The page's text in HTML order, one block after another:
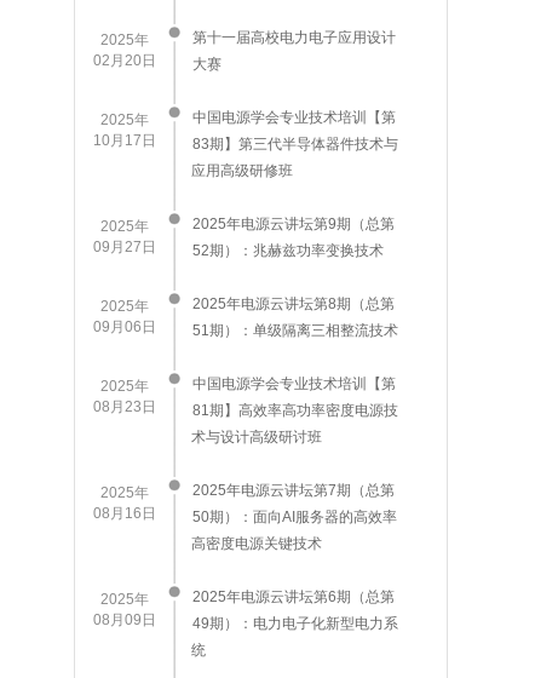
2025年
02月20日
第十一届高校电力电子应用设计
大赛
2025年
10月17日
中国电源学会专业技术培训【第
83期】第三代半导体器件技术与
应用高级研修班
2025年
09月27日
2025年电源云讲坛第9期（总第
52期）：兆赫兹功率变换技术
2025年
09月06日
2025年电源云讲坛第8期（总第
51期）：单级隔离三相整流技术
2025年
08月23日
中国电源学会专业技术培训【第
81期】高效率高功率密度电源技
术与设计高级研讨班
2025年
08月16日
​2025年电源云讲坛第7期（总第
50期）：面向AI服务器的高效率
高密度电源关键技术
2025年
08月09日
2025年电源云讲坛第6期（总第
49期）：电力电子化新型电力系
统